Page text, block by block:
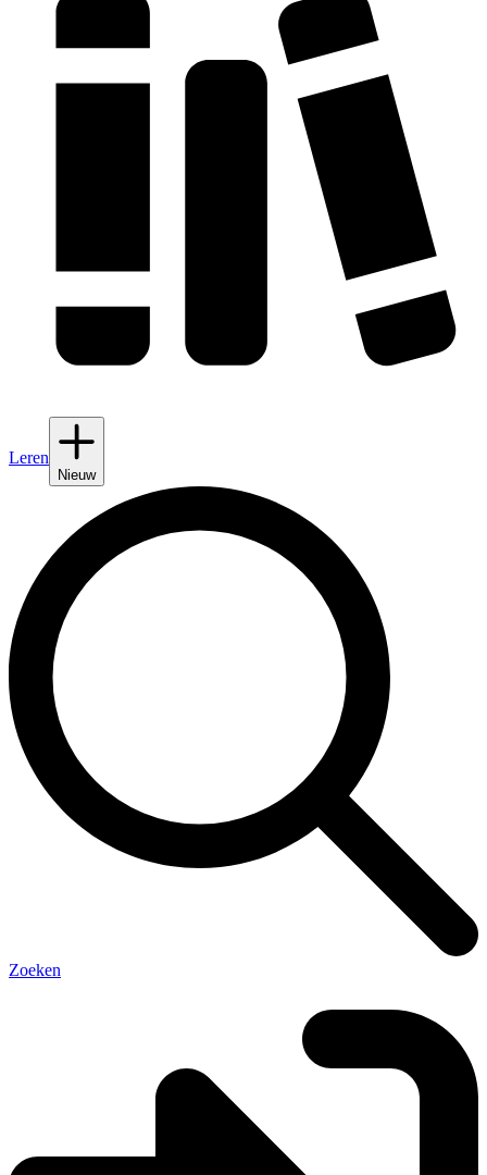
Leren
Nieuw
Zoeken